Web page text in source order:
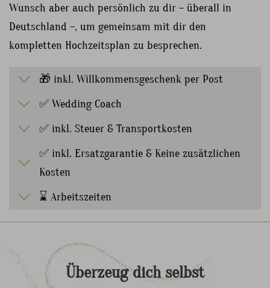
Wunsch aber auch persönlich zu dir – überall in
Deutschland –, um gemeinsam mit dir den
kompletten Hochzeitsplan zu besprechen.
🎁 inkl. Willkommensgeschenk per Post
✅ Wedding Coach
✅ inkl. Steuer & Transportkosten
✅ inkl. Ersatzgarantie & Keine zusätzlichen
Kosten
⌛ Arbeitszeiten
Überzeug dich selbst